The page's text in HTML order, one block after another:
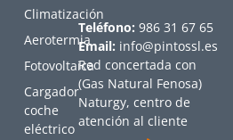
Teléfono: 986 31 67 65
Email: info@pintossl.es
Red concertada con
(Gas Natural Fenosa)
Naturgy, centro de
atención al cliente
Climatización
Aerotermia
Fotovoltaica
Cargador
coche
eléctrico